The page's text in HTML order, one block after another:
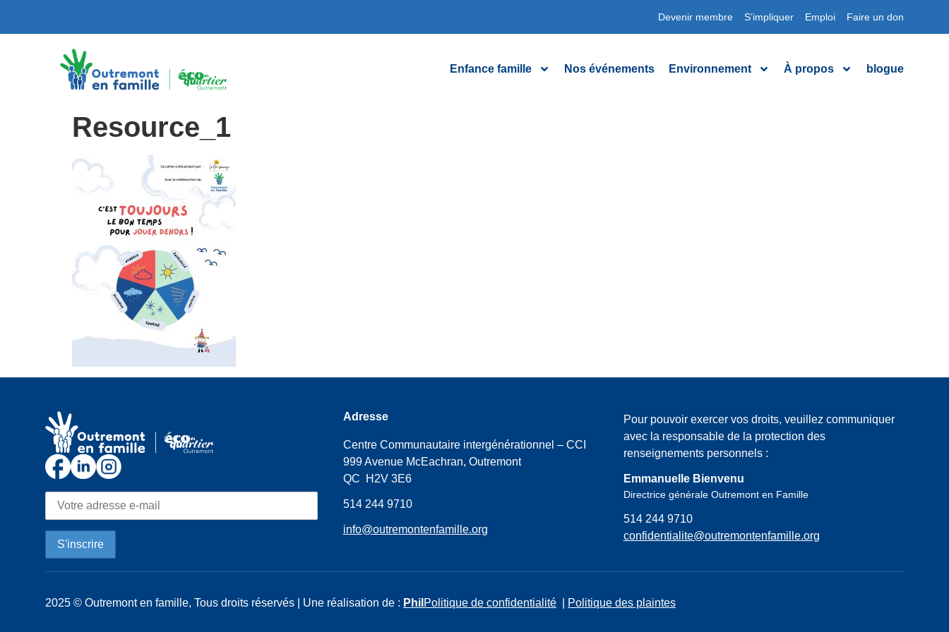
Devenir membre S’impliquer Emploi Faire un don
Enfance famille Nos événements Environnement À propos blogue
Resource_1
Adresse
Centre Communautaire intergénérationnel – CCI
999 Avenue McEachran, Outremont
QC H2V 3E6
514 244 9710
info@outremontenfamille.org
Pour pouvoir exercer vos droits, veuillez communiquer
avec la responsable de la protection des
renseignements personnels :
Emmanuelle Bienvenu
Directrice générale Outremont en Famille
514 244 9710
confidentialite@outremontenfamille.org
2025 © Outremont en famille, Tous droits réservés | Une réalisation de : Phil Politique de confidentialité Politique des plaintes